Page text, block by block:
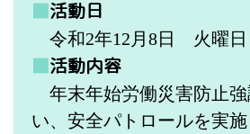
活動日
令和2年12月8日 火曜日
活動内容
年末年始労働災害防止
い、安全パトロールを実